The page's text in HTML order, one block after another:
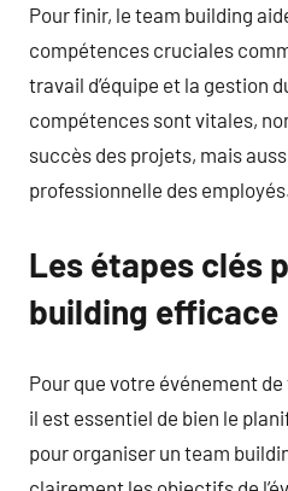
Pour finir, le team building
compétences cruciales
travail d’équipe et la gestion
compétences sont vitales,
succès des projets, mais
professionnelle des
Les étapes clés
building efficace
Pour que votre événement
il est essentiel de bien le
pour organiser un team